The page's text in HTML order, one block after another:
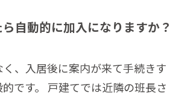
自動的に加入になりますか？
く、入居後に案内が来て手続きす
です。 戸建てでは近隣の班長さ